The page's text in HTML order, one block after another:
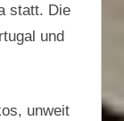
statt. Die
und
unweit